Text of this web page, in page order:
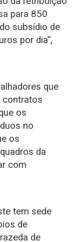
para 850
subsídio de
por dia”,
que
contratos
os
no
os
da
com
tem sede
de
de